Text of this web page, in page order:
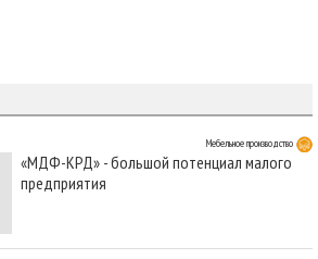
Мебельное производство
«МДФ-КРД» - большой потенциал малого
предприятия